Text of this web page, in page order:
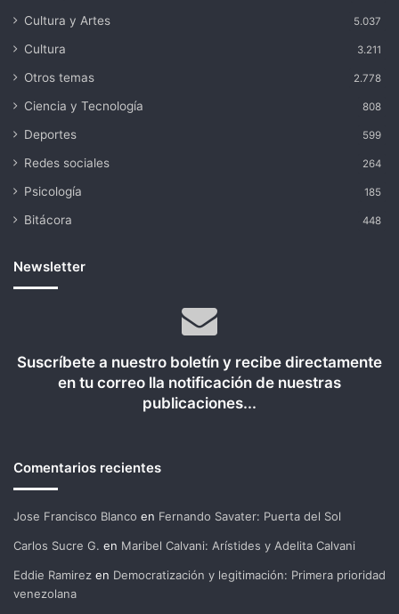
Cultura y Artes 5.037
Cultura 3.211
Otros temas 2.778
Ciencia y Tecnología 808
Deportes 599
Redes sociales 264
Psicología 185
Bitácora 448
Newsletter
Suscríbete a nuestro boletín y recibe directamente
en tu correo lla notificación de nuestras
publicaciones...
Comentarios recientes
Jose Francisco Blanco en Fernando Savater: Puerta del Sol
Carlos Sucre G. en Maribel Calvani: Arístides y Adelita Calvani
Eddie Ramirez en Democratización y legitimación: Primera prioridad
venezolana